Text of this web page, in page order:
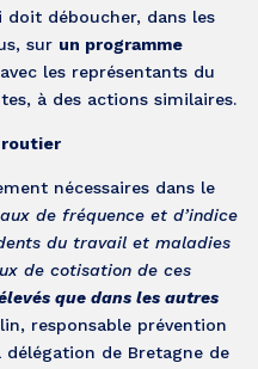
doit déboucher, dans les
sur un programme
les représentants du
à des actions similaires.
routier
nécessaires dans le
de fréquence et d’indice
du travail et maladies
de cotisation de ces
que dans les autres
responsable prévention
de Bretagne de